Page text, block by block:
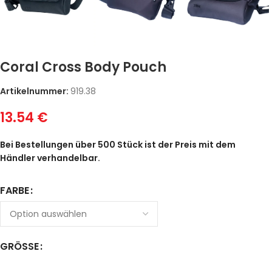
Coral Cross Body Pouch
Artikelnummer: 919.38
13.54 €
Bei Bestellungen über 500 Stück ist der Preis mit dem
Händler verhandelbar.
FARBE
GRÖSSE